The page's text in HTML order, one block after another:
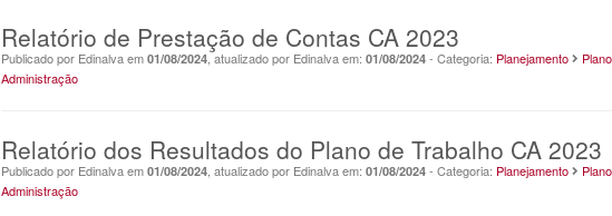
Relatório de Prestação de Contas CA 2023
Publicado por Edinalva em 01/08/2024, atualizado por Edinalva em: 01/08/2024 - Categoria: Planejamento
Administração
Relatório dos Resultados do Plano de Trabalho CA 2023
Publicado por Edinalva em 01/08/2024 , atualizado por Edinalva em: 01/08/2024 - Categoria: Planejamento
Administração